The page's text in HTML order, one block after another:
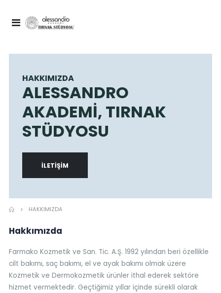
HAKKIMIZDA
ALESSANDRO
AKADEMI, TIRNAK
STÜDYOSU
İLETIŞIM
HAKKIMIZDA
Hakkımızda
Farmako Kozmetik ve San. Tic. A.Ş. 1992 yılından beri özellikle
cilt bakımı, saç bakımı, el ve ayak bakımı olmak üzere
Kozmetik ve Dermokozmetik ürünler ithal ederek sektöre
hizmet vermektedir. Geçtiğimiz yıllar içinde sürekli olarak